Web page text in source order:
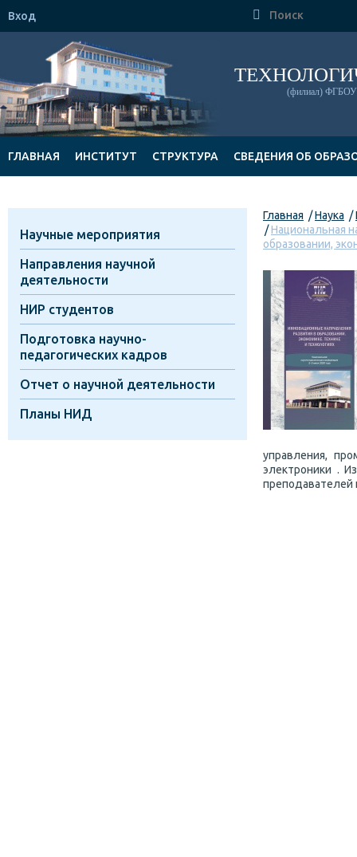
Вход 
(филиал) ФГБОУ
ГЛАВНАЯ ИНСТИТУТ СТРУКТУРА СВЕДЕНИЯ ОБ
Главная
Наука
Национальная
образовании,
управления,
электроники .
преподавателей
Научные мероприятия
Направления научной
деятельности
НИР студентов
Подготовка научно-
педагогических кадров
Отчет о научной деятельности
Планы НИД